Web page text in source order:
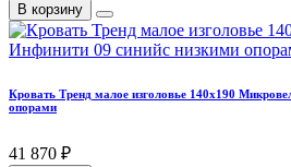
В корзину
Кровать Тренд малое изголовье 140х190
опорами
41 870 ₽